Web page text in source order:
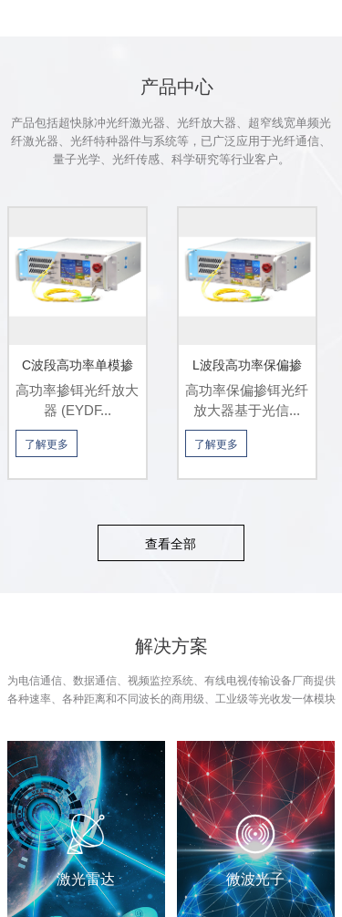
产品包括超快脉冲光纤激光器、光纤放大器、超窄线宽单频光
纤激光器、光纤特种器件与系统等，已广泛应用于光纤通信、
量子光学、光纤传感、科学研究等行业客户。
产品中心
C波段高功率单模掺
铒...
高功率掺铒光纤放大
器 (EYDF...
了解更多
L波段高功率保偏掺
铒...
高功率保偏掺铒光纤
放大器基于光信...
了解更多
查看全部
为电信通信、数据通信、视频监控系统、有线电视传输设备厂商提供
各种速率、各种距离和不同波长的商用级、工业级等光收发一体模块
解决方案
激光雷达 微波光子